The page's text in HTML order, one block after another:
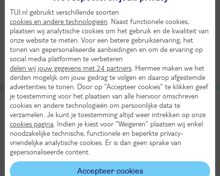
LAST MINUTE!
25°
in aug
Vanaf Amsterdam
Bekijk alle vertrekluchthavens
All Inclusive
1329,-
9,4
Uitstekend
TUI TIME TO SMILE Chogogo Dive &
Beach Curacao
TUI classificatie Appartementen
Curaçao Curaçao Jan Thiel Baai
Di 27 okt 2026
9 dagen (7 nachten)
Amsterdam - Curacao
TUI.nl gebruikt verschillende soorten
cookies en andere technologieën . Naast functionele cookies,
plaatsen wij analytische cookies om het gebruik en de kwaliteit van
onze website te meten. Voor een betere gebruikservaring, het
tonen van gepersonaliseerde aanbiedingen en om de ervaring op
social media platformen te verbeteren
delen wij jouw gegevens met 24 partners . Hiermee maken we het
derden mogelijk om jouw gedrag te volgen en daarop afgestemde
advertenties te tonen. Door op “Accepteer cookies” te klikken geef
je toestemming voor het plaatsen van alle hiervoor omschreven
cookies en andere technologieën om persoonlijke data te
verzamelen. Je kunt je toestemming altijd weer intrekken op onze
cookies pagina . Indien je kiest voor “Weigeren” plaatsen wij enkel
noodzakelijke technische, functionele en beperkte privacy-
vriendelijke analytische cookies. Er is dan geen sprake van
gepersonaliseerde content.
Accepteer cookies